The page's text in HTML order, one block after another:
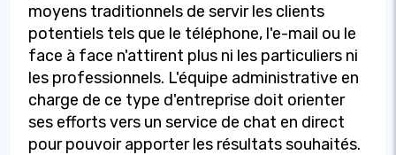
moyens traditionnels de servir les clients
potentiels tels que le téléphone, l'e-mail ou le
face à face n'attirent plus ni les particuliers ni
les professionnels. L'équipe administrative en
charge de ce type d'entreprise doit orienter
ses efforts vers un service de chat en direct
pour pouvoir apporter les résultats souhaités.